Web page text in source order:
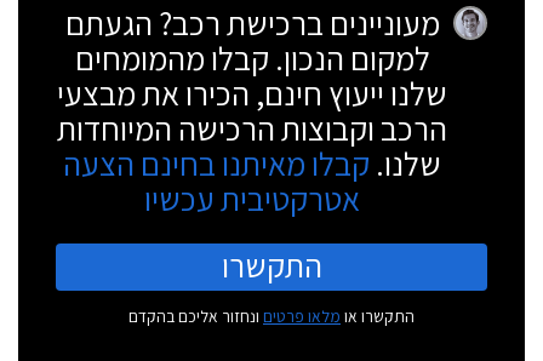
מעוניינים ברכישת רכב? הגעתם
למקום הנכון. קבלו מהמומחים
שלנו ייעוץ חינם, הכירו את מבצעי
הרכב וקבוצות הרכישה המיוחדות
שלנו. קבלו מאיתנו בחינם הצעה
אטרקטיבית עכשיו
התקשרו
התקשרו או מלאו פרטים ונחזור אליכם בהקדם